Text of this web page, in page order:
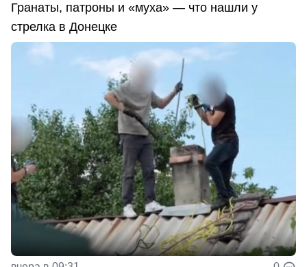
Гранаты, патроны и «муха» — что нашли у
стрелка в Донецке